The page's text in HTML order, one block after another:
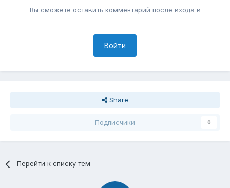
Вы сможете оставить комментарий после входа в
Войти
Share
Подписчики 0
Перейти к списку тем